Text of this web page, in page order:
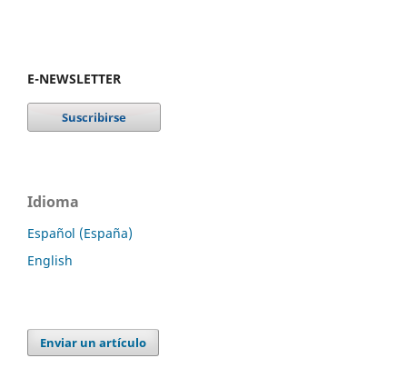
E-NEWSLETTER
Idioma
Español (España)
English
Enviar un artículo